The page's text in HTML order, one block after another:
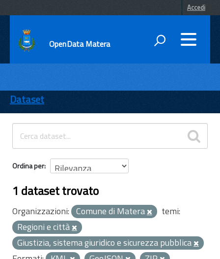
Accedi
OpenData Matera
ENTI
TEMI
INFORMAZIONI
Dataset
Ordina per
1 dataset trovato
Organizzazioni: Comune di Matera
temi:
Regioni e città
Giustizia, sistema giuridico e sicurezza pubblica